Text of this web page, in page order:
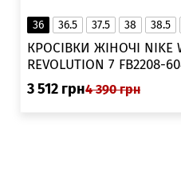
36 36.5 37.5 38 38.5
КРОСІВКИ ЖІНОЧІ NIKE
REVOLUTION 7
3 512 грн4 390 грн